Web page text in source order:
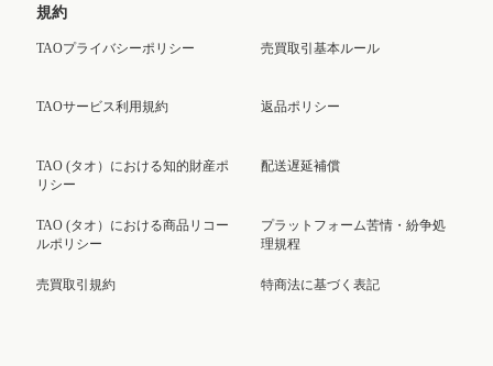
規約
TAOプライバシーポリシー
TAOサービス利用規約
TAO (タオ）における知的財産ポ
リシー
TAO (タオ）における商品リコー
ルポリシー
売買取引規約
売買取引基本ルール
返品ポリシー
配送遅延補償
プラットフォーム苦情・紛争処
理規程
特商法に基づく表記